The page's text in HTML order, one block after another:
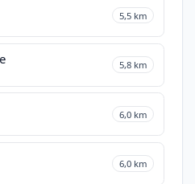
5,5 km
5,8 km
6,0 km
6,0 km